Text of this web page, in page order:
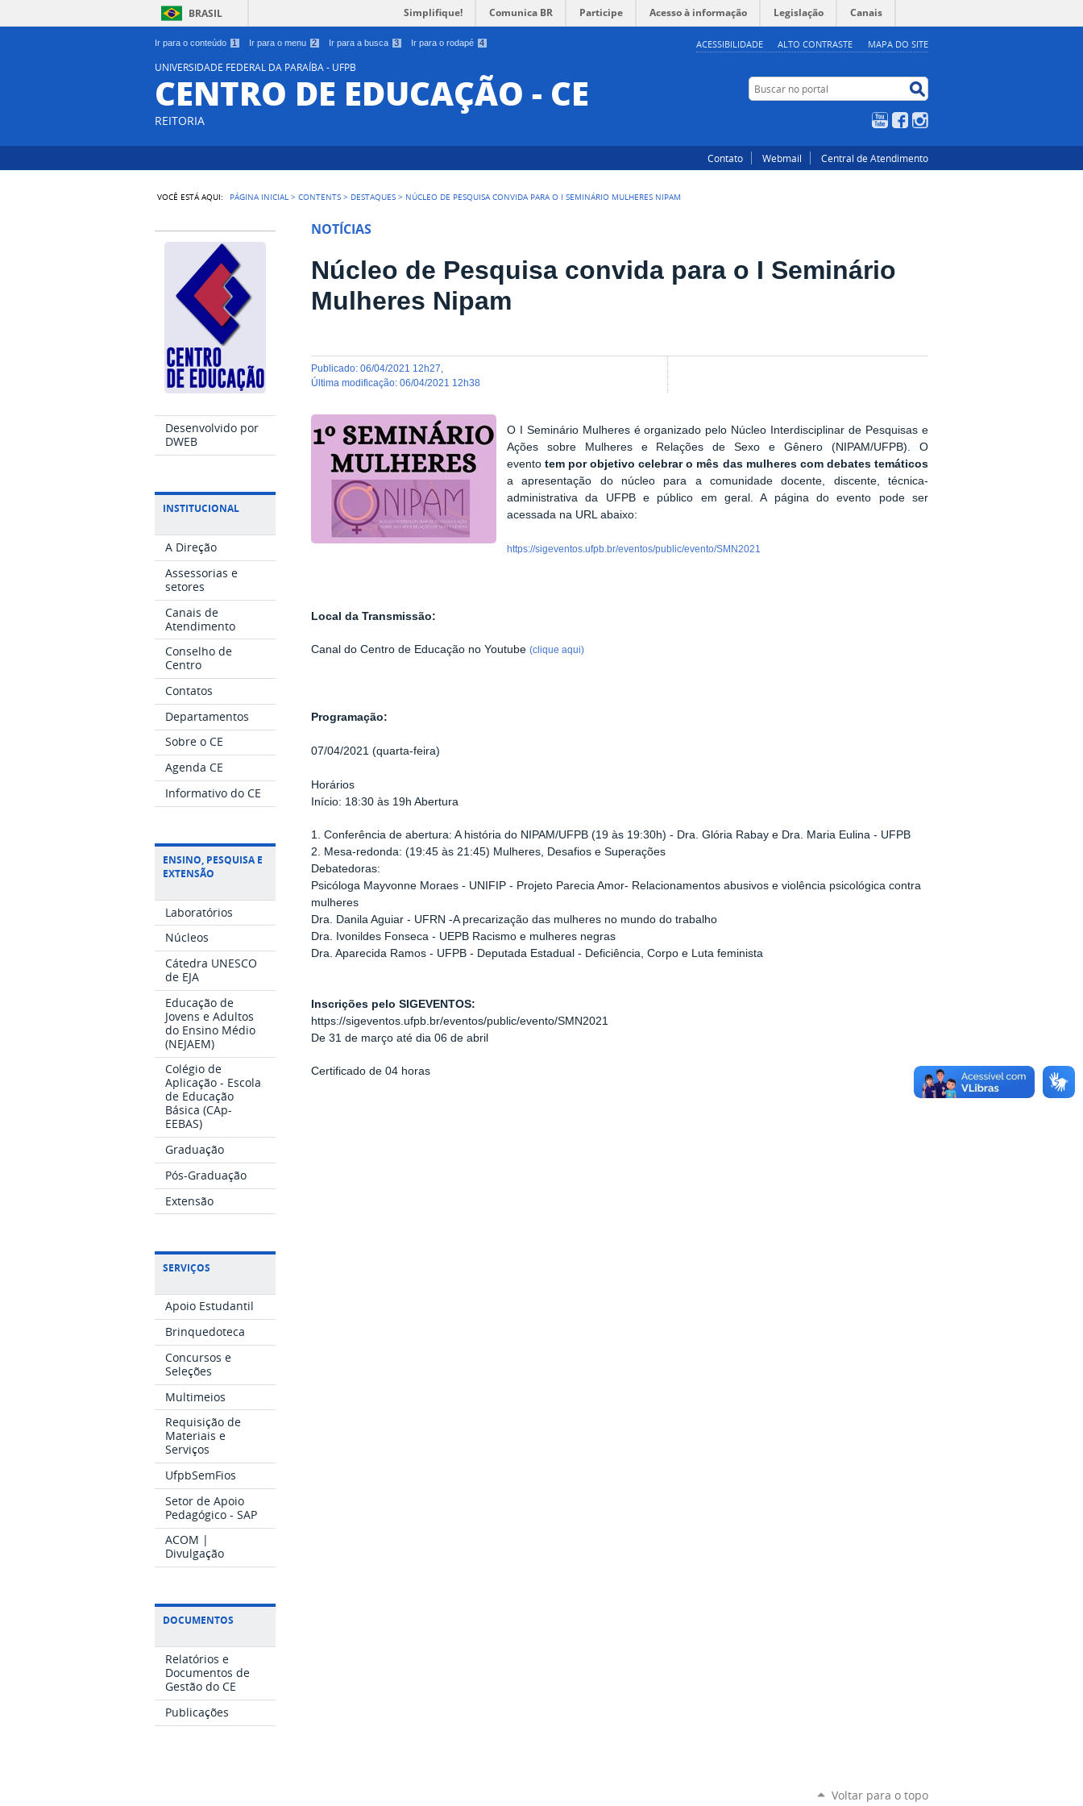
Ir para o conteúdo 1 Ir para o menu 2 Ir para a busca 3 Ir para o rodapé 4 ACESSIBILIDADE ALTO CONTRASTE MAPA DO SITE
BRASIL Simplifique! Comunica BR Participe Acesso à informação Legislação Canais
UNIVERSIDADE FEDERAL DA PARAÍBA - UFPB
CENTRO DE EDUCAÇÃO - CE
REITORIA
Buscar no portal
YouTubeFacebook
Contato Webmail Central de Atendimento
VOCÊ ESTÁ AQUI: PÁGINA INICIAL >CONTENTS > DESTAQUES > NÚCLEO DE PESQUISA CONVIDA PARA O I SEMINÁRIO MULHERES NIPAM
Desenvolvido por
DWEB
INSTITUCIONAL
A Direção
Assessorias e
setores
Canais de
Atendimento
Conselho de
Centro
Contatos
Departamentos
Sobre o CE
Agenda CE
Informativo do CE
ENSINO, PESQUISA E
EXTENSÃO
Laboratórios
Núcleos
Cátedra UNESCO
de EJA
Educação de
Jovens e Adultos
do Ensino Médio
(NEJAEM)
Colégio de
Aplicação - Escola
de Educação
Básica (CAp-
EEBAS)
Graduação
Pós-Graduação
Extensão
SERVIÇOS
Apoio Estudantil
Brinquedoteca
Concursos e
Seleções
Multimeios
Requisição de
Materiais e
Serviços
UfpbSemFios
Setor de Apoio
Pedagógico - SAP
ACOM |
Divulgação
DOCUMENTOS
Relatórios e
Documentos de
Gestão do CE
Publicações
NOTÍCIAS
Núcleo de Pesquisa convida para o I Seminário
Mulheres Nipam
publicado:06/04/2021 12h27
última modificação:06/04/2021 12h38
O I Seminário Mulheres é organizado pelo Núcleo Interdisciplinar de Pesquisas e
Ações sobre Mulheres e Relações de Sexo e Gênero (NIPAM/UFPB). O
evento tem por objetivo celebrar o mês das mulheres com debates temáticos
a apresentação do núcleo para a comunidade docente, discente, técnica-
administrativa da UFPB e público em geral. A página do evento pode ser
acessada na URL abaixo:
https://sigeventos.ufpb.br/eventos/public/evento/SMN2021
Local da Transmissão:
Canal do Centro de Educação no Youtube(clique aqui)
Programação:
07/04/2021 (quarta-feira)
Horários
Início: 18:30 às 19h Abertura
1. Conferência de abertura: A história do NIPAM/UFPB (19 às 19:30h) - Dra. Glória Rabay e Dra. Maria Eulina - UFPB
2. Mesa-redonda: (19:45 às 21:45) Mulheres, Desafios e Superações
Debatedoras:
Psicóloga Mayvonne Moraes - UNIFIP - Projeto Parecia Amor- Relacionamentos abusivos e violência psicológica contra
mulheres
Dra. Danila Aguiar - UFRN -A precarização das mulheres no mundo do trabalho
Dra. Ivonildes Fonseca - UEPB Racismo e mulheres negras
Dra. Aparecida Ramos - UFPB - Deputada Estadual - Deficiência, Corpo e Luta feminista
Inscrições pelo SIGEVENTOS:
https://sigeventos.ufpb.br/eventos/public/evento/SMN2021
De 31 de março até dia 06 de abril
Certificado de 04 horas
Voltar para o topo